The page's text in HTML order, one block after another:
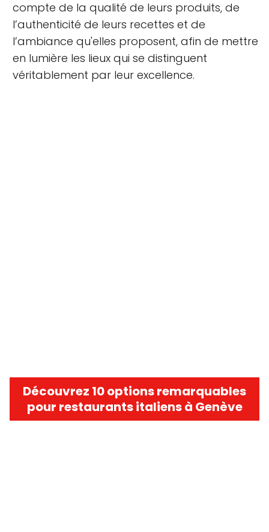
compte de la qualité de leurs produits, de
l’authenticité de leurs recettes et de
l’ambiance qu'elles proposent, afin de mettre
en lumière les lieux qui se distinguent
véritablement par leur excellence.
Découvrez 10 options remarquables
pour restaurants italiens à Genève